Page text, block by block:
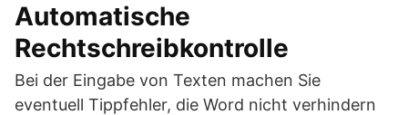
Automatische
Rechtschreibkontrolle
Bei der Eingabe von Texten machen Sie
eventuell Tippfehler, die Word nicht verhindern